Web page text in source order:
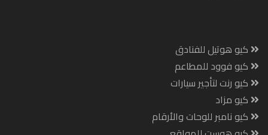
كيو هوتيل للفنادق
كيو فوود للمطاعم
كيو رنت لتأجير سيارات
كيو مزاد
كيو نامبر للوحات والأرقام